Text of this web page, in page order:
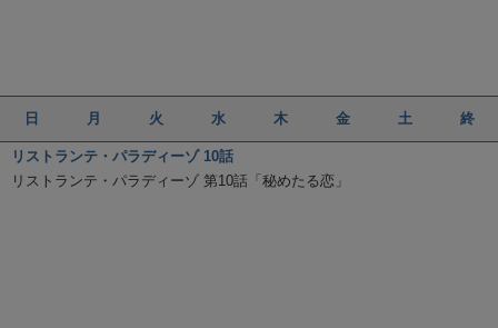
日 月 火 水 木 金 土 終
リストランテ・パラディーゾ 10話
リストランテ・パラディーゾ 第10話「秘めたる恋」